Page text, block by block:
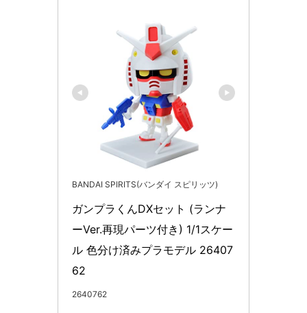
BANDAI SPIRITS(バンダイ スピリッツ)
ガンプラくんDXセット (ランナ
ーVer.再現パーツ付き) 1/1スケー
ル 色分け済みプラモデル 26407
62
2640762